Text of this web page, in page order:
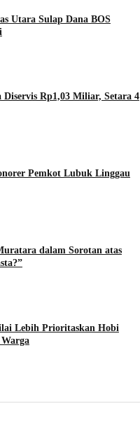
Utara Sulap Dana BOS
Rp1,03 Miliar, Setara 4
Pemkot Lubuk Linggau
dalam Sorotan atas
Lebih Prioritaskan Hobi